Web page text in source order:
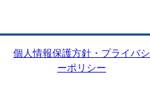
個人情報保護方針・プライバシ
ーポリシー